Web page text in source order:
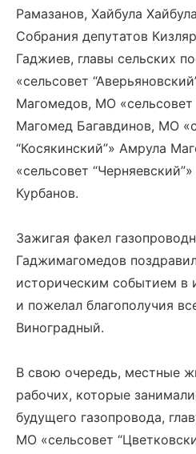
Рамазанов, Хайбула
Собрания депутатов
Гаджиев, главы сельских
«сельсовет
Магомедов, МО «сельсовет
Магомед Багавдинов, МО
“Косякинский”» Амрула
«сельсовет
Курбанов.
Зажигая факел
Гаджимагомедов
историческим событием в
и пожелал благополучия
Виноградный.
В свою очередь, местные
рабочих, которые
будущего газопровода,
МО «сельсовет